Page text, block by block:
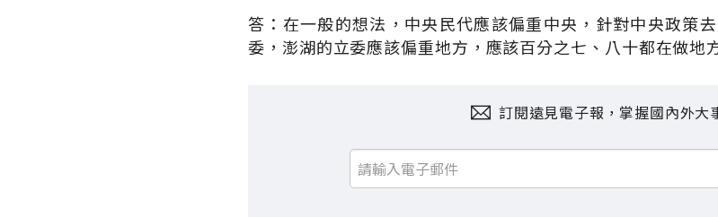
答：在一般的想法，中央民代應該偏重中央，針對中央政策
委，澎湖的立委應該偏重地方，應該百分之七、八十都在做地
訂閱遠見電子報，掌握國內外大